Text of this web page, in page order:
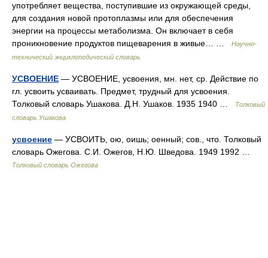
употребляет вещества, поступившие из окружающей среды,
для создания новой протоплазмы или для обеспечения
энергии на процессы метаболизма. Он включает в себя
проникновение продуктов пищеварения в живые… …
Научно-
технический энциклопедический словарь
УСВОЕНИЕ — УСВОЕНИЕ, усвоения, мн. нет, ср. Действие по
гл. усвоить усваивать. Предмет, трудный для усвоения.
Толковый словарь Ушакова. Д.Н. Ушаков. 1935 1940 …
Толковый
словарь Ушакова
усвоение — УСВОИТЬ, ою, оишь; оенный; сов., что. Толковый
словарь Ожегова. С.И. Ожегов, Н.Ю. Шведова. 1949 1992 …
Толковый словарь Ожегова